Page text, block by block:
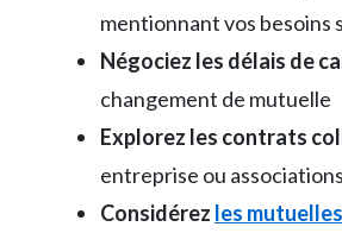
mentionnant vos besoins
Négociez les délais de
changement de mutuelle
Explorez les contrats
entreprise ou associations
Considérez les mutuelles